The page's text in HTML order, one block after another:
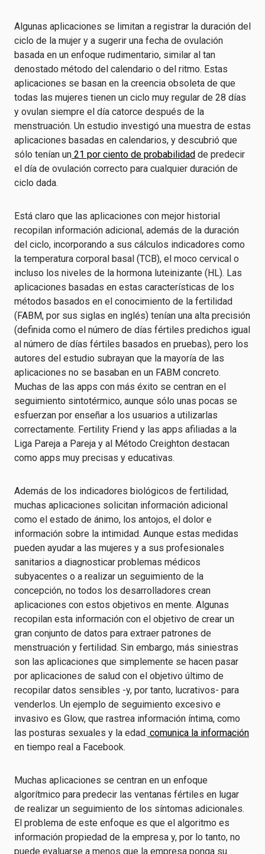
Algunas aplicaciones se limitan a registrar la duración del
ciclo de la mujer y a sugerir una fecha de ovulación
basada en un enfoque rudimentario, similar al tan
denostado método del calendario o del ritmo. Estas
aplicaciones se basan en la creencia obsoleta de que
todas las mujeres tienen un ciclo muy regular de 28 días
y ovulan siempre el día catorce después de la
menstruación. Un estudio investigó una muestra de estas
aplicaciones basadas en calendarios, y descubrió que
sólo tenían un 21 por ciento de probabilidad de predecir
el día de ovulación correcto para cualquier duración de
ciclo dada.
Está claro que las aplicaciones con mejor historial
recopilan información adicional, además de la duración
del ciclo, incorporando a sus cálculos indicadores como
la temperatura corporal basal (TCB), el moco cervical o
incluso los niveles de la hormona luteinizante (HL). Las
aplicaciones basadas en estas características de los
métodos basados en el conocimiento de la fertilidad
(FABM, por sus siglas en inglés) tenían una alta precisión
(definida como el número de días fértiles predichos igual
al número de días fértiles basados en pruebas), pero los
autores del estudio subrayan que la mayoría de las
aplicaciones no se basaban en un FABM concreto.
Muchas de las apps con más éxito se centran en el
seguimiento sintotérmico, aunque sólo unas pocas se
esfuerzan por enseñar a los usuarios a utilizarlas
correctamente. Fertility Friend y las apps afiliadas a la
Liga Pareja a Pareja y al Método Creighton destacan
como apps muy precisas y educativas.
Además de los indicadores biológicos de fertilidad,
muchas aplicaciones solicitan información adicional
como el estado de ánimo, los antojos, el dolor e
información sobre la intimidad. Aunque estas medidas
pueden ayudar a las mujeres y a sus profesionales
sanitarios a diagnosticar problemas médicos
subyacentes o a realizar un seguimiento de la
concepción, no todos los desarrolladores crean
aplicaciones con estos objetivos en mente. Algunas
recopilan esta información con el objetivo de crear un
gran conjunto de datos para extraer patrones de
menstruación y fertilidad. Sin embargo, más siniestras
son las aplicaciones que simplemente se hacen pasar
por aplicaciones de salud con el objetivo último de
recopilar datos sensibles -y, por tanto, lucrativos- para
venderlos. Un ejemplo de seguimiento excesivo e
invasivo es Glow, que rastrea información íntima, como
las posturas sexuales y la edad. comunica la información
en tiempo real a Facebook.
Muchas aplicaciones se centran en un enfoque
algorítmico para predecir las ventanas fértiles en lugar
de realizar un seguimiento de los síntomas adicionales.
El problema de este enfoque es que el algoritmo es
información propiedad de la empresa y, por lo tanto, no
puede evaluarse a menos que la empresa ponga su